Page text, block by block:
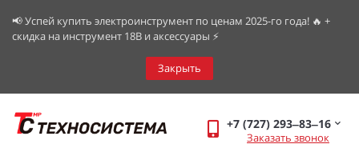
📢 Успей купить электроинструмент по ценам 2025-го года! 🔥 +
скидка на инструмент 18В и аксессуары ⚡️
Закрыть
+7 (727) 293‒83‒16
Заказать звонок